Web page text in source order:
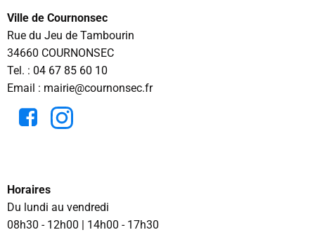
Ville de Cournonsec
Rue du Jeu de Tambourin
34660 COURNONSEC
Tel. : 04 67 85 60 10
Email : mairie@cournonsec.fr
Horaires
Du lundi au vendredi
08h30 - 12h00 | 14h00 - 17h30